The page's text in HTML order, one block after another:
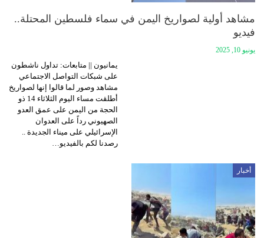
مشاهد أولية لصواريخ اليمن في سماء فلسطين المحتلة..
فيديو
يونيو 10, 2025
يمانيون || متابعات: تداول ناشطون
على شبكات التواصل الاجتماعي
مشاهد وصور لما قالوا إنها لصواريخ
أطلقت مساء اليوم الثلاثاء 14 ذو
الحجة من اليمن على عمق العدو
الصهيوني رداً على العدوان
الإسرائيلي على ميناء الجديدة ..
رصدنا لكم بالفيديو…
أخبار